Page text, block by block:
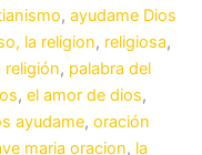
, ayudame Dios
la religion, religiosa,
religión, palabra del
, el amor de dios,
ayudame, oración
maria oracion, la